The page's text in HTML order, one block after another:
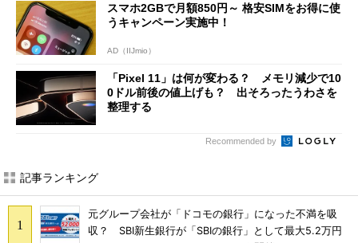
スマホ2GBで月額850円～ 格安SIMをお得に使
うキャンペーン実施中！
AD（IIJmio）
「Pixel 11」は何が変わる？ メモリ減少で10
0ドル前後の値上げも？ 出そろったうわさを
整理する
Recommended by
記事ランキング
元グループ会社が「ドコモの銀行」になった不満を吸
収？ SBI新生銀行が「SBIの銀行」として最大5.2万円